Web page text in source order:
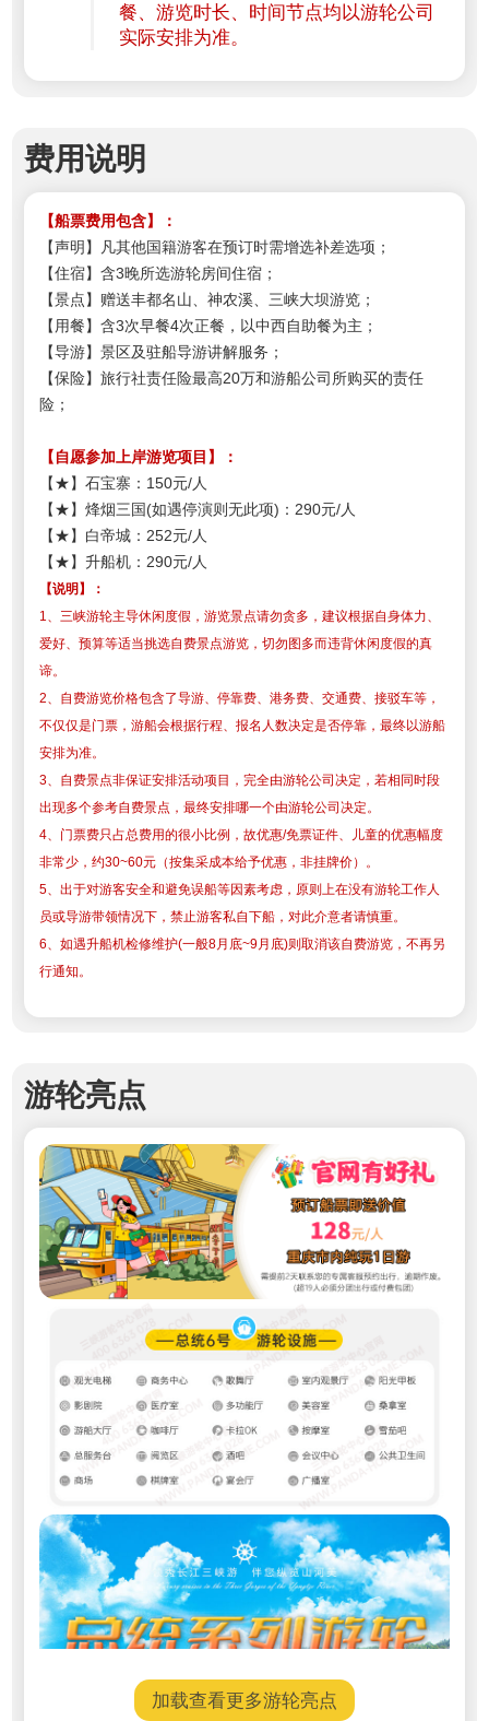
餐、游览时长、时间节点均以游轮公司
实际安排为准。
费用说明
【船票费用包含】：
【声明】凡其他国籍游客在预订时需增选补差选项；
【住宿】含3晚所选游轮房间住宿；
【景点】赠送丰都名山、神农溪、三峡大坝游览；
【用餐】含3次早餐4次正餐，以中西自助餐为主；
【导游】景区及驻船导游讲解服务；
【保险】旅行社责任险最高20万和游船公司所购买的责任
险；
【自愿参加上岸游览项目 】
：
【★】石宝寨：150元/人
【★】烽烟三国(如遇停演则无此项)：290元/人
【★】白帝城：252元/人
【★】升船机：290元/人
【说明】：
1、三峡游轮主导休闲度假，游览景点请勿贪多，建议根据自身体力、
爱好、预算等适当挑选自费景点游览，切勿图多而违背休闲度假的真
谛。
2、自费游览价格包含了导游、停靠费、港务费、交通费、接驳车等，
不仅仅是门票，游船会根据行程、报名人数决定是否停靠，最终以游船
安排为准。
3、自费景点非保证安排活动项目，完全由游轮公司决定，若相同时段
出现多个参考自费景点，最终安排哪一个由游轮公司决定。
4、门票费只占总费用的很小比例，故优惠/免票证件、儿童的优惠幅度
非常少，约30~60元（按集采成本给予优惠，非挂牌价）。
5、出于对游客安全和避免误船等因素考虑，原则上在没有游轮工作人
员或导游带领情况下，禁止游客私自下船，对此介意者请慎重。
6、如遇升船机检修维护(一般8月底~9月底)则取消该自费游览，不再另
行通知。
游轮亮点
加载查看更多游轮亮点